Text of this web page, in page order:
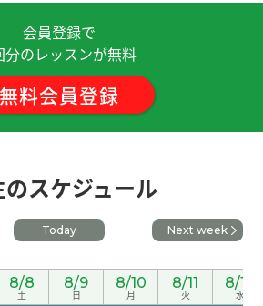
力学习的。( 30代 女性 )
生很多，所以我的工作很忙。我
女性 )
真了不起，我很敬佩您！ ( 女性 )
会員登録で
分のレッスンが無料
無料会員登録
スケジュール
Today Next week
8/8
土
8/9
日
8/10
月
8/11
火
8/12
水